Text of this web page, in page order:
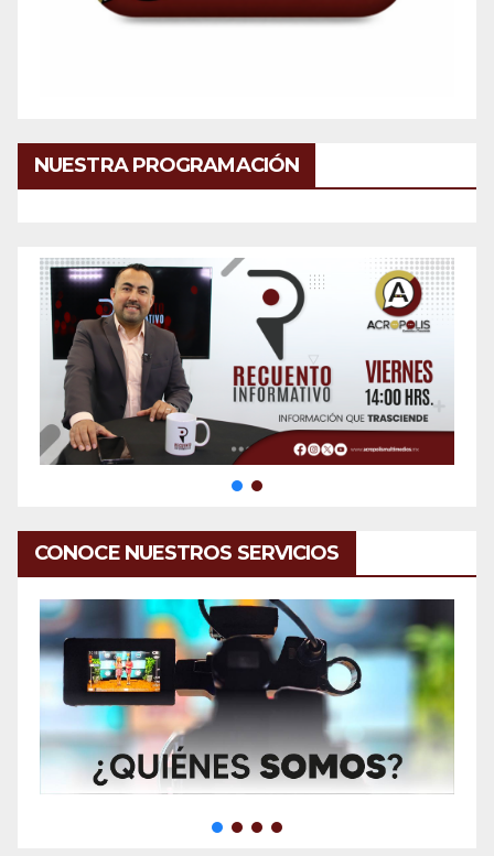
NUESTRA PROGRAMACIÓN
CONOCE NUESTROS SERVICIOS